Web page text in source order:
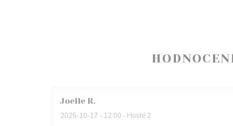
Joelle R
2025-10-17 - 12:00 - Hosté 2